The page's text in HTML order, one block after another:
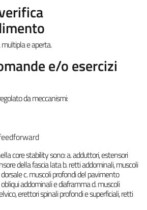
e aperta.
e/o esercizi
da meccanismi:
core stability sono: a. adduttori, estensori
della fascia lata b. retti addominali, muscoli
c. muscoli profondi del pavimento
addominali e diaframma d. muscoli
erettori spinali profondi e superficiali, retti